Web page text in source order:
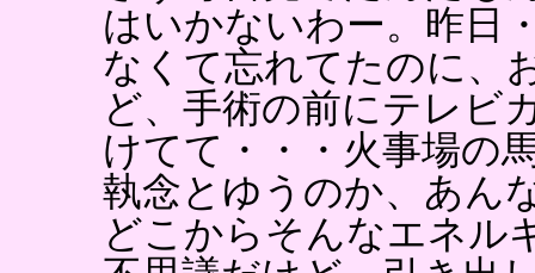
はいかないわー。昨日
なくて忘れてたのに、
ど、手術の前にテレビ
けてて・・・火事場の
執念とゆうのか、あん
どこからそんなエネル